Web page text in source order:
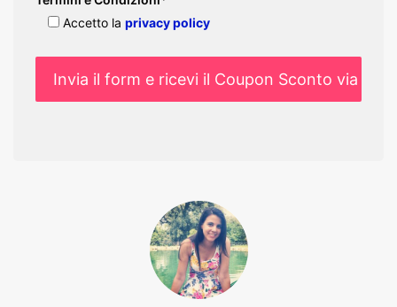
Accetto la privacy policy